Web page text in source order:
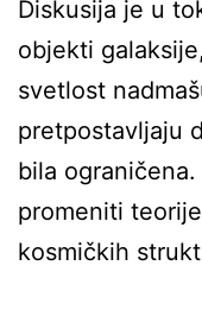
Diskusija je u
objekti
svetlost
pretpostavljaju
bila
promeniti
kosmičkih